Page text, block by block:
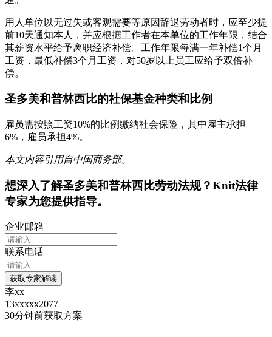
用人单位以无过失或客观需要等原因辞退劳动者时，应至少提
前10天通知本人，并应根据工作者在本单位的工作年限，结合
其薪资水平给予离职经济补偿。工作年限每满一年补偿1个月
工资，最低补偿3个月工资，对50岁以上员工应给予双倍补
偿。
圣多美和普林西比的社保基金种类和比例
雇员需按照工资10%的比例缴纳社会保险，其中雇主承担
6%，雇员承担4%。
本文内容引用自中国商务部。
想深入了解圣多美和普林西比劳动法规？Knit法律
专家为您提供指导。
企业邮箱
联系电话
获取专家解读
李xx
13xxxxx2077
30分钟前获取方案